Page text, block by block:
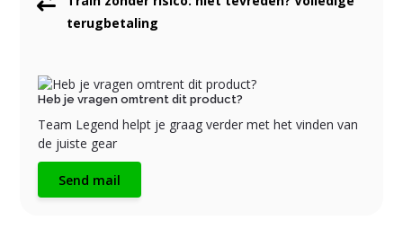
terugbetaling
Heb je vragen omtrent dit product?
Team Legend helpt je graag verder met het vinden van
de juiste gear
Send mail